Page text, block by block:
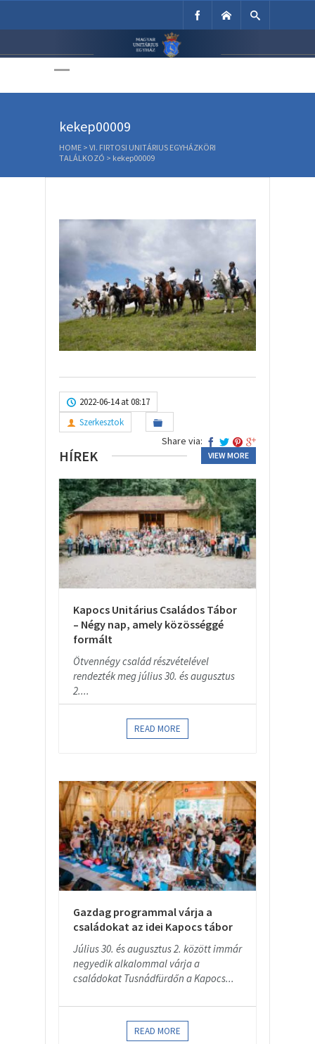
Unitárius Egyház
kekep00009
HOME > VI. FIRTOSI UNITÁRIUS EGYHÁZKÖRI
TALÁLKOZÓ > kekep00009
2022-06-14 at 08:17
Szerkesztok
Share via:
HÍREK VIEW MORE
Kapocs Unitárius Családos Tábor
– Négy nap, amely közösséggé
formált
Ötvennégy család részvételével
rendezték meg július 30. és augusztus
2....
READ MORE
Gazdag programmal várja a
családokat az idei Kapocs tábor
Július 30. és augusztus 2. között immár
negyedik alkalommal várja a
családokat Tusnádfürdőn a Kapocs...
READ MORE